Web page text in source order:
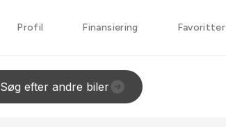
Profil Finansiering Favoritter
Søg efter andre biler